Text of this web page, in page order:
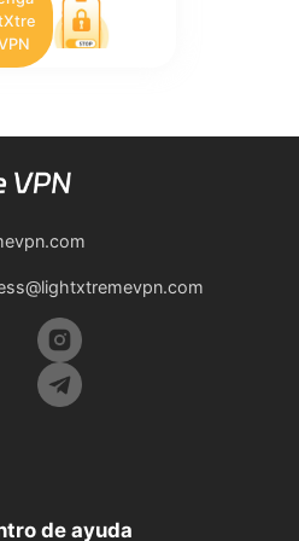
de ayuda